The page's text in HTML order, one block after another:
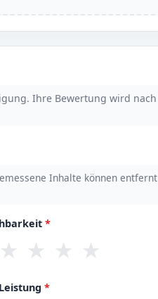
Ihre Bewertung wird nach
Inhalte können entfernt
*
★ ★ ★
*